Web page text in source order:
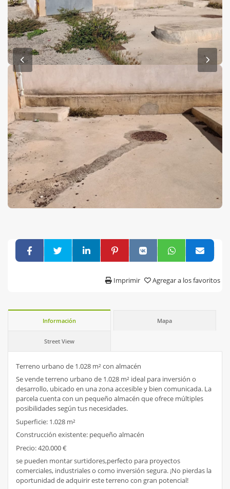
Agregar a los favoritos
Imprimir
Información Mapa
Street View
Terreno urbano de 1.028 m² con almacén
Se vende terreno urbano de 1.028 m² ideal para inversión o
desarrollo, ubicado en una zona accesible y bien comunicada. La
parcela cuenta con un pequeño almacén que ofrece múltiples
posibilidades según tus necesidades.
Superficie: 1.028 m²
Construcción existente: pequeño almacén
Precio: 420.000 €
se pueden montar surtidores,perfecto para proyectos
comerciales, industriales o como inversión segura. ¡No pierdas la
oportunidad de adquirir este terreno con gran potencial!